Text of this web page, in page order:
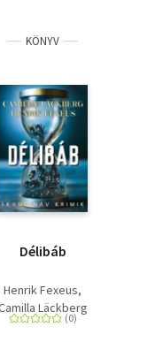
KÖNYV
Délibáb
Henrik Fexeus
Läckberg